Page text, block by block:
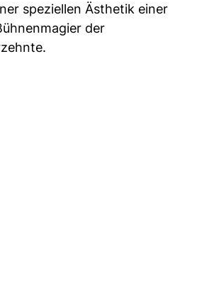
speziellen Ästhetik einer
der